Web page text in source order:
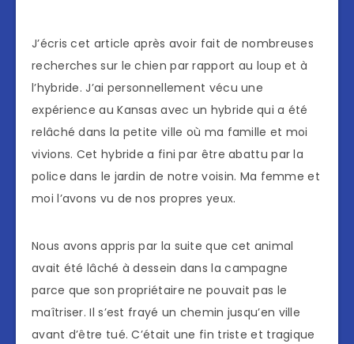
J’écris cet article après avoir fait de nombreuses
recherches sur le chien par rapport au loup et à
l’hybride. J’ai personnellement vécu une
expérience au Kansas avec un hybride qui a été
relâché dans la petite ville où ma famille et moi
vivions. Cet hybride a fini par être abattu par la
police dans le jardin de notre voisin. Ma femme et
moi l’avons vu de nos propres yeux.
Nous avons appris par la suite que cet animal
avait été lâché à dessein dans la campagne
parce que son propriétaire ne pouvait pas le
maîtriser. Il s’est frayé un chemin jusqu’en ville
avant d’être tué. C’était une fin triste et tragique